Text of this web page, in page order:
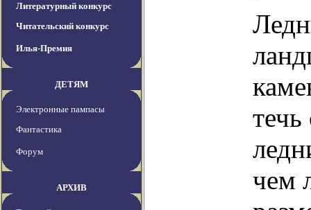
Литературный конкурс
Читательский конкурс
Илья-Премия
ДЕТЯМ
Электронные пампасы
Фантастика
Форум
АРХИВ
чем